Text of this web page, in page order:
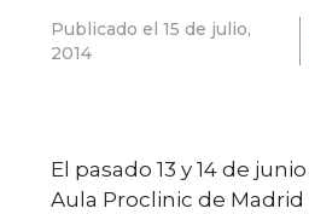
Publicado el 15 de julio,
2014
El pasado 13 y 14 de
Aula Proclinic de